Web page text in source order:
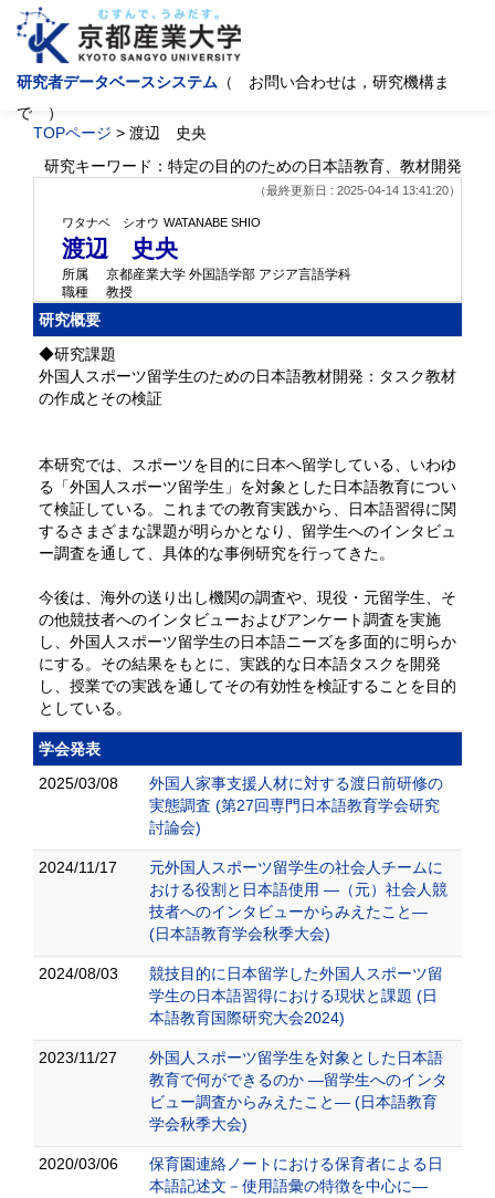
研究者データベースシステム （ お問い合わせは，研究機構ま
で ）
TOPページ > 渡辺 史央
研究キーワード：特定の目的のための日本語教育、教材開発
（最終更新日 : 2025-04-14 13:41:20）
ワタナベ シオウ WATANABE SHIO
渡辺 史央
所属
京都産業大学 外国語学部 アジア言語学科
職種
教授
研究概要
◆研究課題
外国人スポーツ留学生のための日本語教材開発：タスク教材
の作成とその検証
本研究では、スポーツを目的に日本へ留学している、いわゆ
る「外国人スポーツ留学生」を対象とした日本語教育につい
て検証している。これまでの教育実践から、日本語習得に関
するさまざまな課題が明らかとなり、留学生へのインタビュ
ー調査を通して、具体的な事例研究を行ってきた。
今後は、海外の送り出し機関の調査や、現役・元留学生、そ
の他競技者へのインタビューおよびアンケート調査を実施
し、外国人スポーツ留学生の日本語ニーズを多面的に明らか
にする。その結果をもとに、実践的な日本語タスクを開発
し、授業での実践を通してその有効性を検証することを目的
としている。
学会発表
2025/03/08
外国人家事支援人材に対する渡日前研修の
実態調査 (第27回専門日本語教育学会研究
討論会)
2024/11/17
元外国人スポーツ留学生の社会人チームに
おける役割と日本語使用 ―（元）社会人競
技者へのインタビューからみえたこと―
(日本語教育学会秋季大会)
2024/08/03
競技目的に日本留学した外国人スポーツ留
学生の 日本語習得における現状と課題 (日
本語教育国際研究大会2024)
2023/11/27
外国人スポーツ留学生を対象とした日本語
教育で何ができるのか ―留学生へのインタ
ビュー調査からみえたこと― (日本語教育
学会秋季大会)
2020/03/06
保育園連絡ノートにおける保育者による日
本語記述文－使用語彙の特徴を中心に―